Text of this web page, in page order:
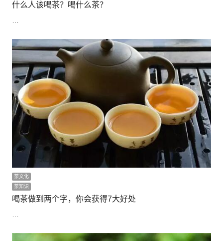
什么人该喝茶？喝什么茶？
…
茶文化
茶知识
喝茶做到两个字，你会获得7大好处